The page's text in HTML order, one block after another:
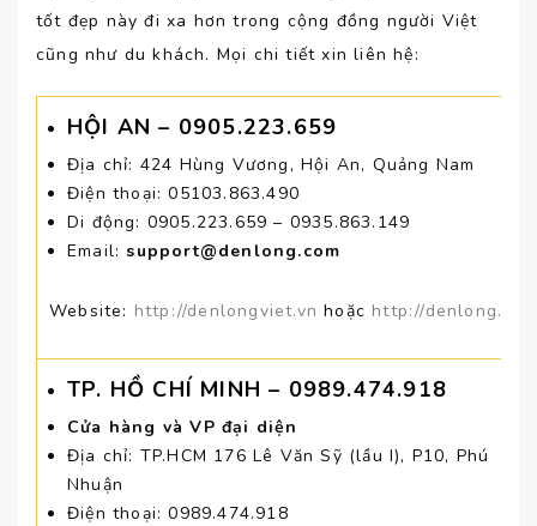
tốt đẹp này đi xa hơn trong cộng đồng người Việt
cũng như du khách. Mọi chi tiết xin liên hệ:
HỘI AN – 0905.223.659
Địa chỉ: 424 Hùng Vương, Hội An, Quảng Nam
Điện thoại: 05103.863.490
Di động: 0905.223.659 – 0935.863.149
Email:support@denlong.com
Website: http://denlongviet.vn hoặc http://
TP. HỒ CHÍ MINH – 0989.474.918
Cửa hàng và VP đại diện
Địa chỉ: TP.HCM 176 Lê Văn Sỹ (lầu I), P10, Phú
Nhuận
Điện thoại: 0989.474.918